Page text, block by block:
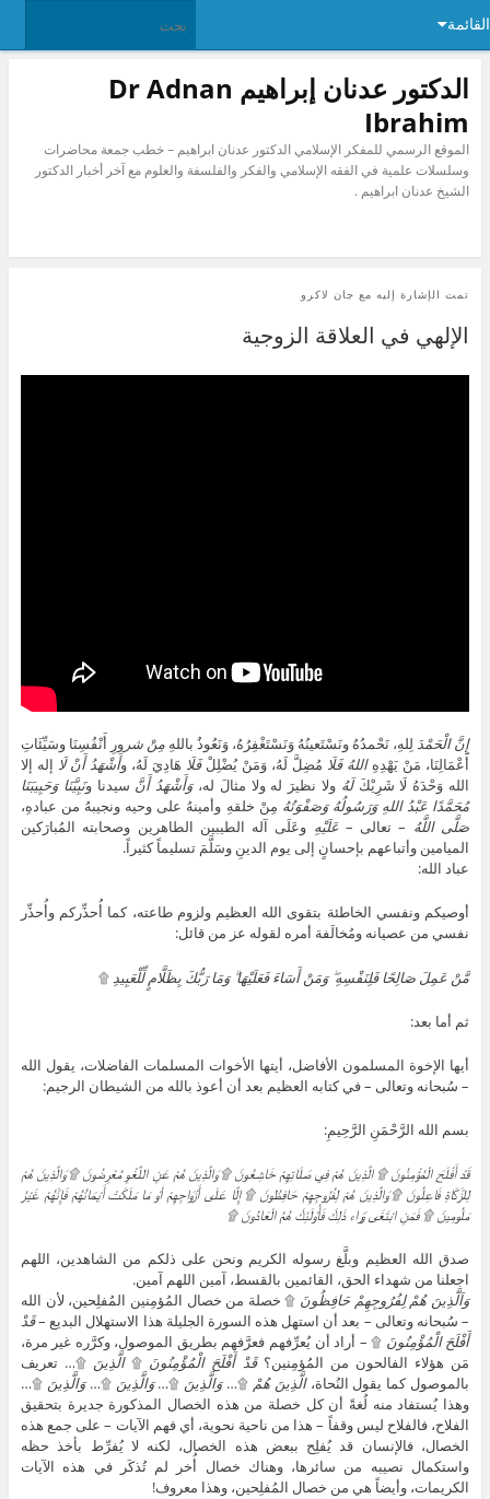
القائمة
الدكتور عدنان إبراهيم Dr Adnan
Ibrahim
الموقع الرسمي للمفكر الإسلامي الدكتور عدنان ابراهيم – خطب جمعة محاضرات
وسلسلات علمية في الفقه الإسلامي والفكر والفلسفة والعلوم مع آخر أخبار الدكتور
الشيخ عدنان ابراهيم .
تمت الإشارة إليه مع جان لاكرو
الإلهي في العلاقة الزوجية
إِنَّ الْحَمْدَ لِلهِ، نَحْمدُهُ ونَسْتَعينُهُ وَنَسْتَغْفِرُهُ، وَنَعُوذُ باللهِ مِنْ شر ورِ أَنْفُسِنَا وسَيِّئَاتِ
أَعْمَالِنَا، مَنْ يَهْدِهِاللهُ فَلَا مُضِلَّ لَهُ، وَمَنْ يُضْلِلْفَلَا هَادِيَ لَهُ، وأَشْهَدُ أَنْ لَا إله إلا
الله وَحْدَهُ لَا شَرِيْكَلَهُ ولا نظيرَ له ولا مثالَ له،وَأَشْهَدُ أَنَّ سيدنا ونَبِيَّنَا وَحَبِيبَنَا
مُحَمَّدًا عَبْدُ اللهِ وَرَسُولُهُ وَصَفْوَتُهُ مِنْ خلقهِ وأمينهُ على وحيه ونجيبهُ من عبادهِ،
صَلَّى اللَّهُ – تعالى –عَلَيْهِ وعَلَى آله الطيبين الطاهرين وصحابته المُبارَكين
الميامين وأتباعهم بإحسانٍ إلى يوم الدينِ وسَلَّمَ تسليماً كثيراً.
عباد الله:
أوصيكم ونفسي الخاطئة بتقوى الله العظيم ولزوم طاعته، كما أُحذِّركم وأُحذِّر
نفسي من عصيانه ومُخالَفة أمره لقوله عز من قائل:
مَّنْ عَمِلَ صَالِحًا فَلِنَفْسِهِ ۖ وَمَنْ أَسَاءَ فَعَلَيْهَا ۗ وَمَا رَبُّكَ بِظَلَّامٍ لِّلْعَبِيدِ ۩
ثم أما بعد:
أيها الإخوة المسلمون الأفاضل، أيتها الأخوات المسلمات الفاضلات، يقول الله
– سُبحانه وتعالى – في كتابه العظيم بعد أن أعوذ بالله من الشيطان الرجيم:
بسم الله الرَّحْمَنِ الرَّحِيمِ:
قَدْ أَفْلَحَ الْمُؤْمِنُونَ ۩ الَّذِينَ هُمْ فِي صَلَاتِهِمْ خَاشِعُونَ ۩ وَالَّذِينَ هُمْ عَنِ اللَّغْوِ مُعْرِضُونَ ۩ وَالَّذِينَ هُمْ
لِلزَّكَاةِ فَاعِلُونَ ۩ وَالَّذِينَ هُمْ لِفُرُوجِهِمْ حَافِظُونَ ۩ إِلَّا عَلَى أَزْوَاجِهِمْ أوْ مَا مَلَكَتْ أَيْمَانُهُمْ فَإِنَّهُمْ غَيْرُ
مَلُومِينَ ۩ فَمَنِ ابْتَغَى وَرَاء ذَلِكَ فَأُوْلَئِكَ هُمُ الْعَادُونَ ۩
صدق الله العظيم وبلَّغ رسوله الكريم ونحن على ذلكم من الشاهدين، اللهم
اجعلنا من شهداء الحق، القائمين بالقسط، آمين اللهم آمين.
وَاَلَّذِينَ هُمْ لِفُرُوجِهِمْ حَافِظُونَ ۩ خصلة من خصال المُؤمِنين المُفلِحين، لأن الله
– سُبحانه وتعالى – بعد أن استهل هذه السورة الجليلة هذا الاستهلال البديع –قَدْ
أَفْلَحَ الْمُؤْمِنُونَ ۩ – أراد أن يُعرِّفهم فعرَّفهم بطريق الموصول، وكرَّره غير مرة،
مَن هؤلاء الفالحون من المُؤمِنين؟قَدْ أَفْلَحَ الْمُؤْمِنُونَ ۩الَّذِينَ ۩… تعريف
بالموصول كما يقول النُحاة،الَّذِينَ هُمْ ۩…وَالَّذِينَ ۩…وَالَّذِينَ۩…وَالَّذِينَ ۩…
وهذا يُستفاد منه لُغةً أن كل خصلة من هذه الخصال المذكورة جديرة بتحقيق
الفلاح، فالفلاح ليس وقفاً – هذا من ناحية نحوية، أي فهم الآيات – على جمع هذه
الخصال، فالإنسان قد يُفلِح ببعض هذه الخصال، لكنه لا يُفرِّط بأخذ حظه
واستكمال نصيبه من سائرها، وهناك خصال أُخر لم تُذكَر في هذه الآيات
الكريمات، وأيضاً هي من خصال المُفلِحين، وهذا معروف!